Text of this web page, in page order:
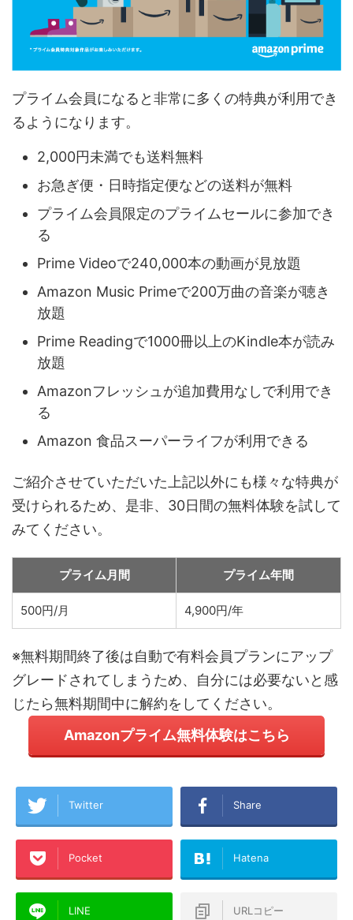
プライム会員になると非常に多くの特典が利用でき
るようになります。
2,000円未満でも送料無料
お急ぎ便・日時指定便などの送料が無料
プライム会員限定のプライムセールに参加でき
る
Prime Videoで240,000本の動画が見放題
Amazon Music Primeで200万曲の音楽が聴き
放題
Prime Readingで1000冊以上のKindle本が読み
放題
Amazonフレッシュが追加費用なしで利用でき
る
Amazon 食品スーパーライフが利用できる
ご紹介させていただいた上記以外にも様々な特典が
受けられるため、是非、30日間の無料体験を試して
みてください。
プライム月間 プライム年間
500円/月 4,900円/年
※無料期間終了後は自動で有料会員プランにアップ
グレードされてしまうため、自分には必要ないと感
じたら無料期間中に解約をしてください。
Amazonプライム無料体験はこちら
Twitter Share
Pocket Hatena
LINE URLコピー